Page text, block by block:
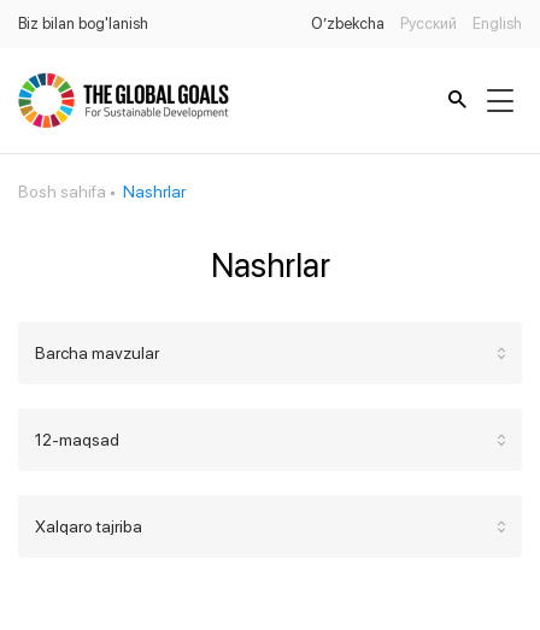
Biz bilan bog'lanish O’zbekcha Русский English
Bosh sahifa Nashrlar
Nashrlar
Barcha mavzular
12-maqsad
Xalqaro tajriba